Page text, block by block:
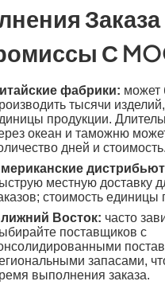
Заказа
С
фабрики: может
тысячи
продукции.
океан и таможню
дней и стоимость.
местную доставку
стоимость
Восток: часто
поставщиков с
запасами,
выполнения заказа.